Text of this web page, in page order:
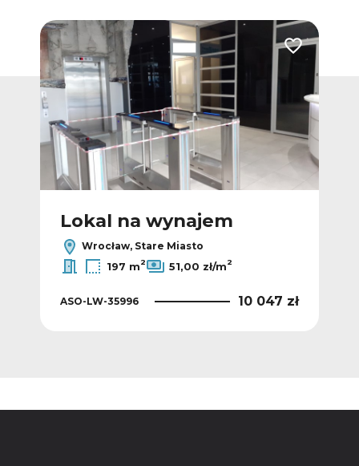
Dodaj do ulubionych Dodaj do
Lokal na wynajem
Wrocław, Stare Miasto
197 m2 51,00 zł/m2
ASO-LW-35996 10 047 zł